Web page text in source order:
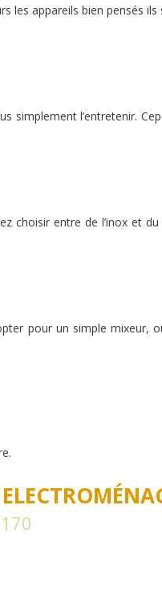
les appareils bien pensés
simplement l’entretenir.
choisir entre de l’inox et
pour un simple mixeur,